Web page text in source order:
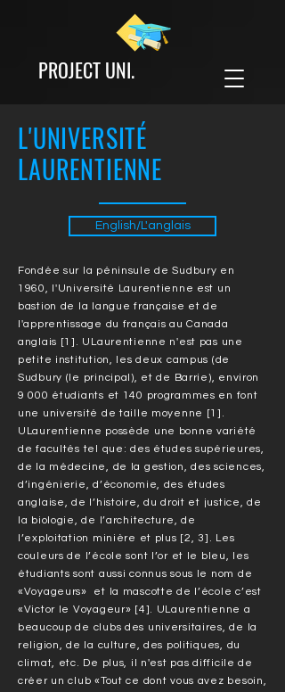
PROJECT UNI.
L'UNIVERSITÉ
LAURENTIENNE
English/L'anglais
Fondée sur la péninsule de Sudbury en
1960, l'Université Laurentienne est un
bastion de la langue française et de
l'apprentissage du français au Canada
anglais [1]. ULaurentienne n'est pas une
petite institution, les deux campus (de
Sudbury (le principal), et de Barrie), environ
9 000 étudiants et 140 programmes en font
une université de taille moyenne [1].
ULaurentienne possède une bonne variété
de facultés tel que: des études supérieures,
de la médecine, de la gestion, des sciences,
d’ingénierie, d’économie, des études
anglaise, de l’histoire, du droit et justice, de
la biologie, de l’architecture, de
l’exploitation minière et plus [2, 3]. Les
couleurs de l’école sont l’or et le bleu, les
étudiants sont aussi connus sous le nom de
«Voyageurs» et la mascotte de l’école c’est
«Victor le Voyageur» [4]. ULaurentienne a
beaucoup de clubs des universitaires, de la
religion, de la culture, des politiques, du
climat, etc. De plus, il n'est pas difficile de
créer un club «Tout ce dont vous avez besoin,